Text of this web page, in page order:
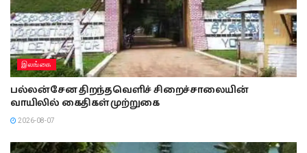
இலங்கை
பல்லன்சேன திறந்தவெளிச் சிறைச்சாலையின்
வாயிலில் கைதிகள் முற்றுகை
2026-08-07